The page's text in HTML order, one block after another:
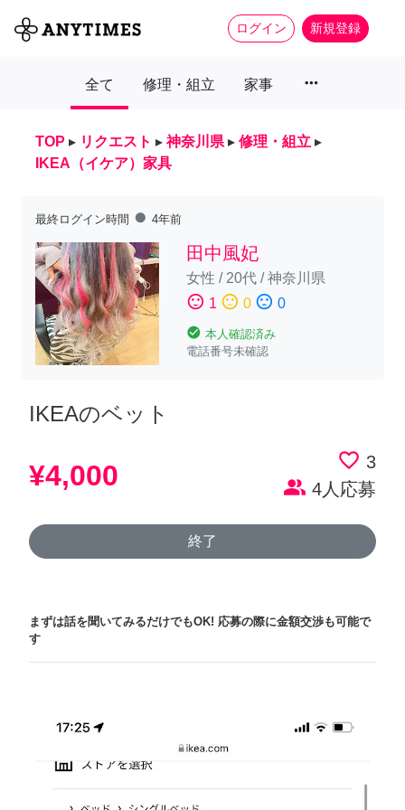
ログイン 新規登録
全て 修理・組立 家事 more_horiz
TOP ▸ リクエスト ▸ 神奈川県 ▸ 修理・組立 ▸
IKEA（イケア）家具
最終ログイン時間 fiber_manual_record 4年前
田中風妃
女性 / 20代/神奈川県
sentiment_satisfied 1 sentiment_neutral 0 sentiment_dissatisfied 0
check_circle 本人確認済み
電話番号未確認
IKEAのベット
¥4,000 favorite_border 3
people_alt 4人応募
終了
まずは話を聞いてみるだけでもOK! 応募の際に金額交渉も可能で
す